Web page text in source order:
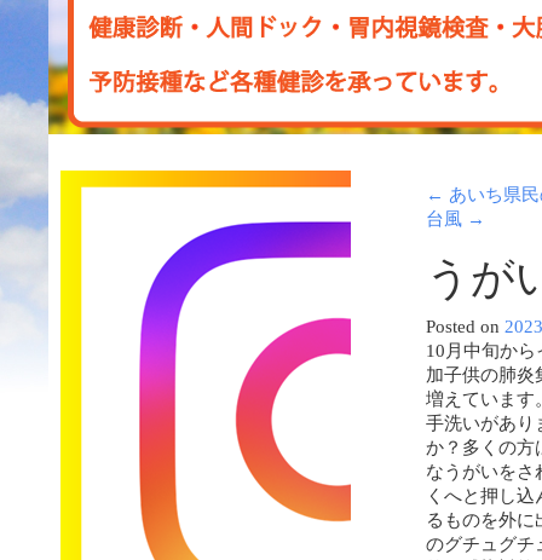
← あいち県
台風 →
うが
Posted on
10月中旬か
加子供の肺炎
増えています
手洗いがあり
か？多くの方
なうがいをさ
くへと押し
るものを外
のグチュグチ